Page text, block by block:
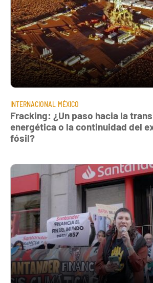
INTERNACIONAL MÉXICO
Fracking: ¿Un paso hacia la
energética o la continuidad del
fósil?